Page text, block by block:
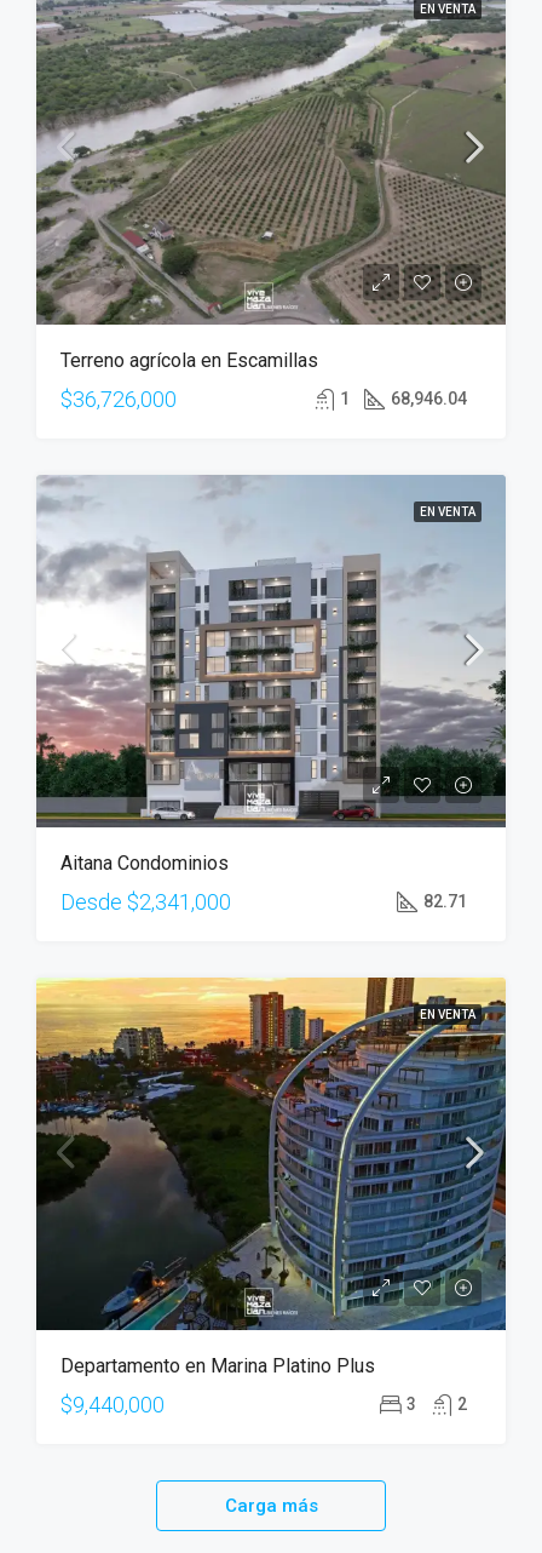
EN VENTA
Terreno agrícola en Escamillas
$36,726,000 1 68,946.04
EN VENTA
Aitana Condominios
Desde $2,341,000 82.71
EN VENTA
Departamento en Marina Platino Plus
$9,440,000 3 2
Carga más